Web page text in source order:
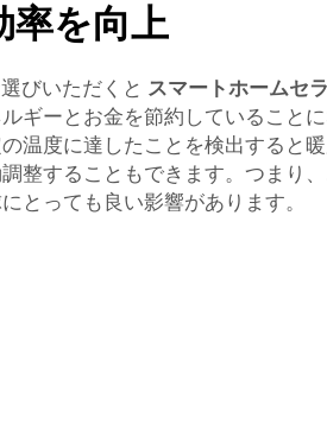
率を向上
びいただくと スマートホームセ
ギーとお金を節約していること
温度に達したことを検出すると
整することもできます。つまり
とっても良い影響があります。